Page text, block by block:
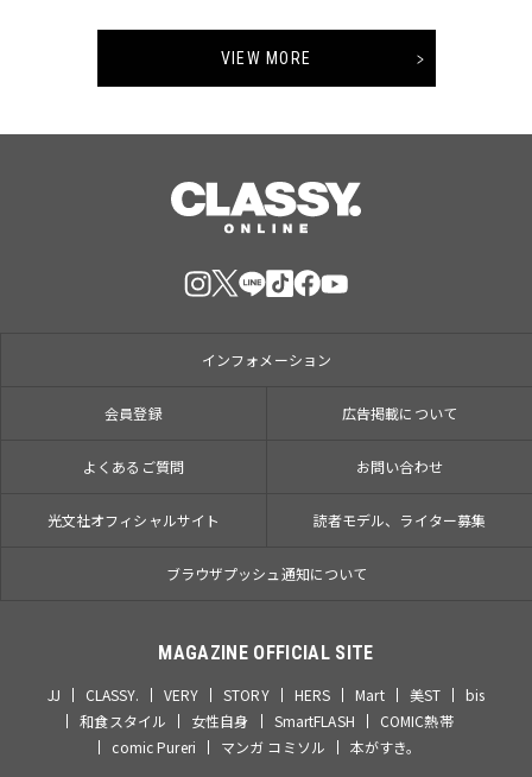
VIEW MORE
インフォメーション
会員登録 広告掲載について
よくあるご質問 お問い合わせ
光文社オフィシャルサイト 読者モデル、ライター募集
ブラウザプッシュ通知について
MAGAZINE OFFICIAL SITE
JJ CLASSY. VERY STORY HERS Mart 美ST
bis
和食スタイル
女性自身 SmartFLASH
COMIC熱帯
comic Pureri
マンガ コミソル 本がすき。